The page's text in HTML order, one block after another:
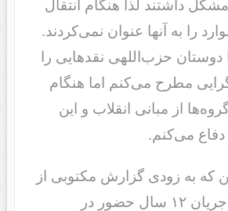
داشتند لذا هنگام انتقال
را به آنها عنوان نمی‌کردند.
حزب‌اللهی نقدهایی را
مطرح می‌کنم اما هنگام
از مبانی انقلاب و این
دفاع می‌کنم.
که به زودی گزارش مکتوبی از
عملکرد خود در جریان ۱۲ سال حضور در